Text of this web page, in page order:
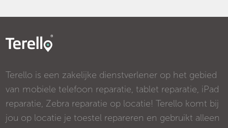
Terello is een zakelijke dienstverlener op het gebied
van mobiele telefoon reparatie, tablet reparatie, iPad
reparatie, Zebra reparatie op locatie! Terello komt bij
jou op locatie je toestel repareren en gebruikt alleen